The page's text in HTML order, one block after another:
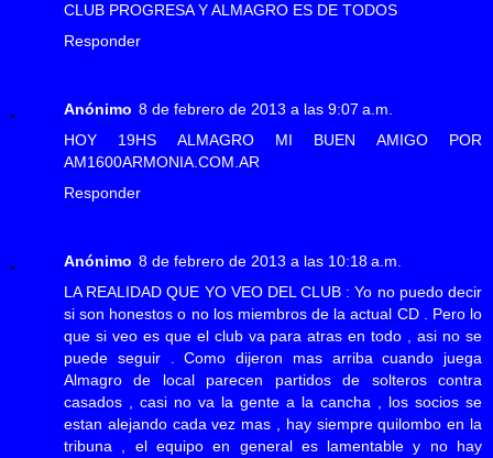
CLUB PROGRESA Y ALMAGRO ES DE TODOS
Responder
Anónimo 8 de febrero de 2013 a las 9:07 a.m.
HOY 19HS ALMAGRO MI BUEN AMIGO POR
AM1600ARMONIA.COM.AR
Responder
Anónimo 8 de febrero de 2013 a las 10:18 a.m.
LA REALIDAD QUE YO VEO DEL CLUB : Yo no puedo decir
si son honestos o no los miembros de la actual CD . Pero lo
que si veo es que el club va para atras en todo , asi no se
puede seguir . Como dijeron mas arriba cuando juega
Almagro de local parecen partidos de solteros contra
casados , casi no va la gente a la cancha , los socios se
estan alejando cada vez mas , hay siempre quilombo en la
tribuna , el equipo en general es lamentable y no hay